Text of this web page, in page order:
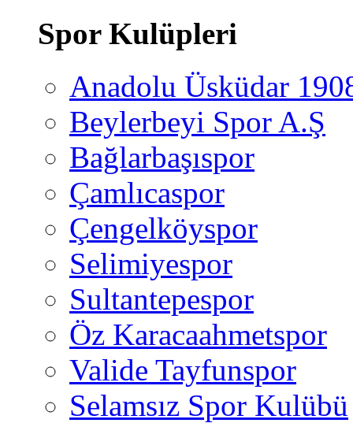
Spor Kulüpleri
Anadolu Üsküdar
Beylerbeyi Spor A.Ş
Bağlarbaşıspor
Çamlıcaspor
Çengelköyspor
Selimiyespor
Sultantepespor
Öz Karacaahmetspor
Valide Tayfunspor
Selamsız Spor Kulübü